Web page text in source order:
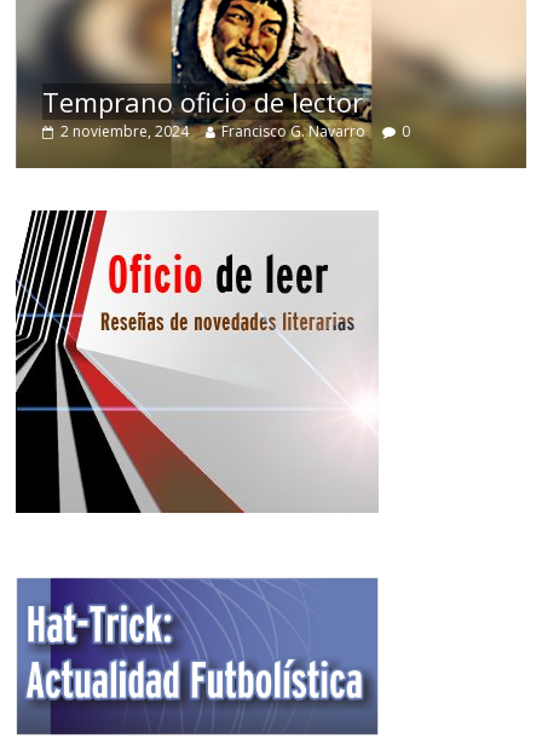
Temprano oficio de lector
2 noviembre, 2024 Francisco G. Navarro 0